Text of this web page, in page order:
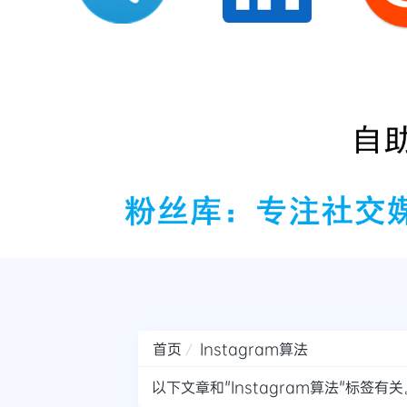
首页
Instagram算法
以下文章和"Instagram算法"标签有关